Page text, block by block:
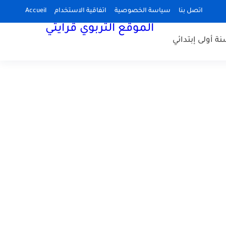
Accueil اتفاقية الاستخدام سياسة الخصوصية اتصل بنا
الموقع التربوي قرايتي
أولى إبتدائي